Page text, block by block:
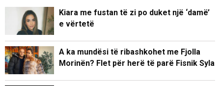
Kiara me fustan të zi po duket një ‘damë’
e vërtetë
A ka mundësi të ribashkohet me Fjolla
Morinën? Flet për herë të parë Fisnik Syla